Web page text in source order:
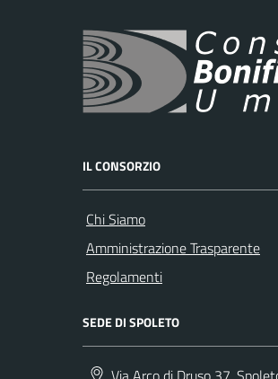
IL CONSORZIO
Chi Siamo
Amministrazione Trasparente
Regolamenti
SEDE DI SPOLETO